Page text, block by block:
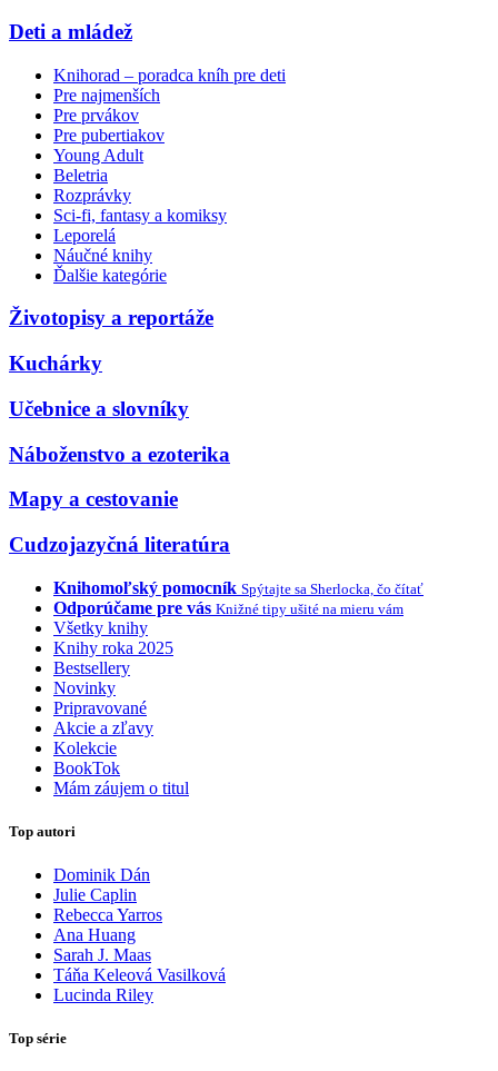
Deti a mládež
Knihorad – poradca kníh pre deti
Pre najmenších
Pre prvákov
Pre pubertiakov
Young Adult
Beletria
Rozprávky
Sci-fi, fantasy a komiksy
Leporelá
Náučné knihy
Ďalšie kategórie
Životopisy a reportáže
Kuchárky
Učebnice a slovníky
Náboženstvo a ezoterika
Mapy a cestovanie
Cudzojazyčná literatúra
Knihomoľský pomocník Spýtajte sa Sherlocka, čo čítať
Odporúčame pre vás Knižné tipy ušité na mieru vám
Všetky knihy
Knihy roka 2025
Bestsellery
Novinky
Pripravované
Akcie a zľavy
Kolekcie
BookTok
Mám záujem o titul
Top autori
Dominik Dán
Julie Caplin
Rebecca Yarros
Ana Huang
Sarah J. Maas
Táňa Keleová Vasilková
Lucinda Riley
Top série